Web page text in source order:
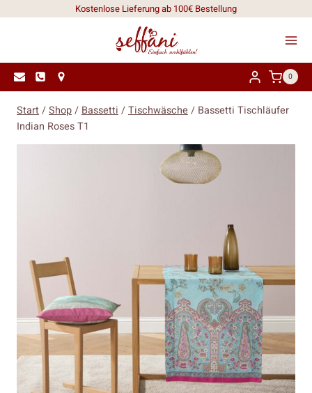
Kostenlose Lieferung ab 100€ Bestellung
0
Start/Shop/ Bassetti /Tischwäsche / Bassetti Tischläufer
Indian Roses T1